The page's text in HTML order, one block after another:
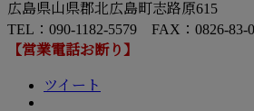
広島県山県郡北広島町志路原615
TEL：090-1182-5579 FAX：0826-83-
【営業電話お断り】
ツイート